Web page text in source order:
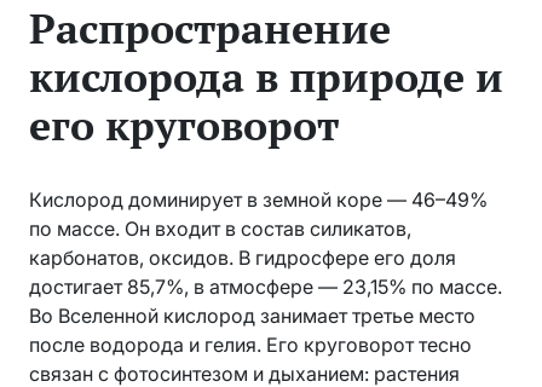
Распространение
кислорода в природе и
его круговорот
Кислород доминирует в земной коре — 46–49%
по массе. Он входит в состав силикатов,
карбонатов, оксидов. В гидросфере его доля
достигает 85,7%, в атмосфере — 23,15% по массе.
Во Вселенной кислород занимает третье место
после водорода и гелия. Его круговорот тесно
связан с фотосинтезом и дыханием: растения